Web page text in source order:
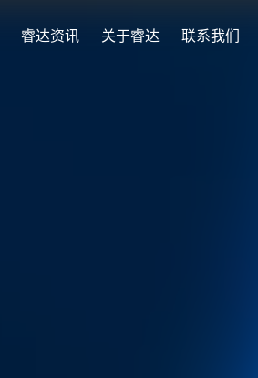
睿达资讯 关于睿达 联系我们